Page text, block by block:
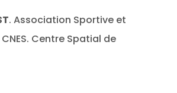
. Association Sportive et
Centre Spatial de